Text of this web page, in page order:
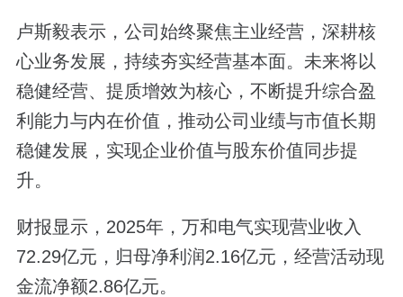
卢斯毅表示，公司始终聚焦主业经营，深耕核
心业务发展，持续夯实经营基本面。未来将以
稳健经营、提质增效为核心，不断提升综合盈
利能力与内在价值，推动公司业绩与市值长期
稳健发展，实现企业价值与股东价值同步提
升。
财报显示，2025年，万和电气实现营业收入
72.29亿元，归母净利润2.16亿元，经营活动现
金流净额2.86亿元。